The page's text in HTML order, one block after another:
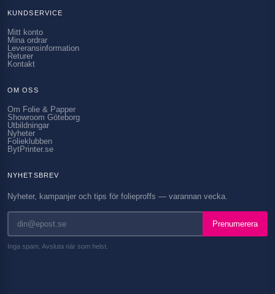
KUNDSERVICE
Mitt konto
Mina ordrar
Leveransinformation
Returer
Kontakt
OM OSS
Om Folie & Papper
Showroom Göteborg
Utbildningar
Nyheter
Folieklubben
BytPrinter.se
NYHETSBREV
Nyheter, kampanjer och tips för folieproffs — varannan vecka.
Prenumerera
Inga spam. Avsluta när som helst.